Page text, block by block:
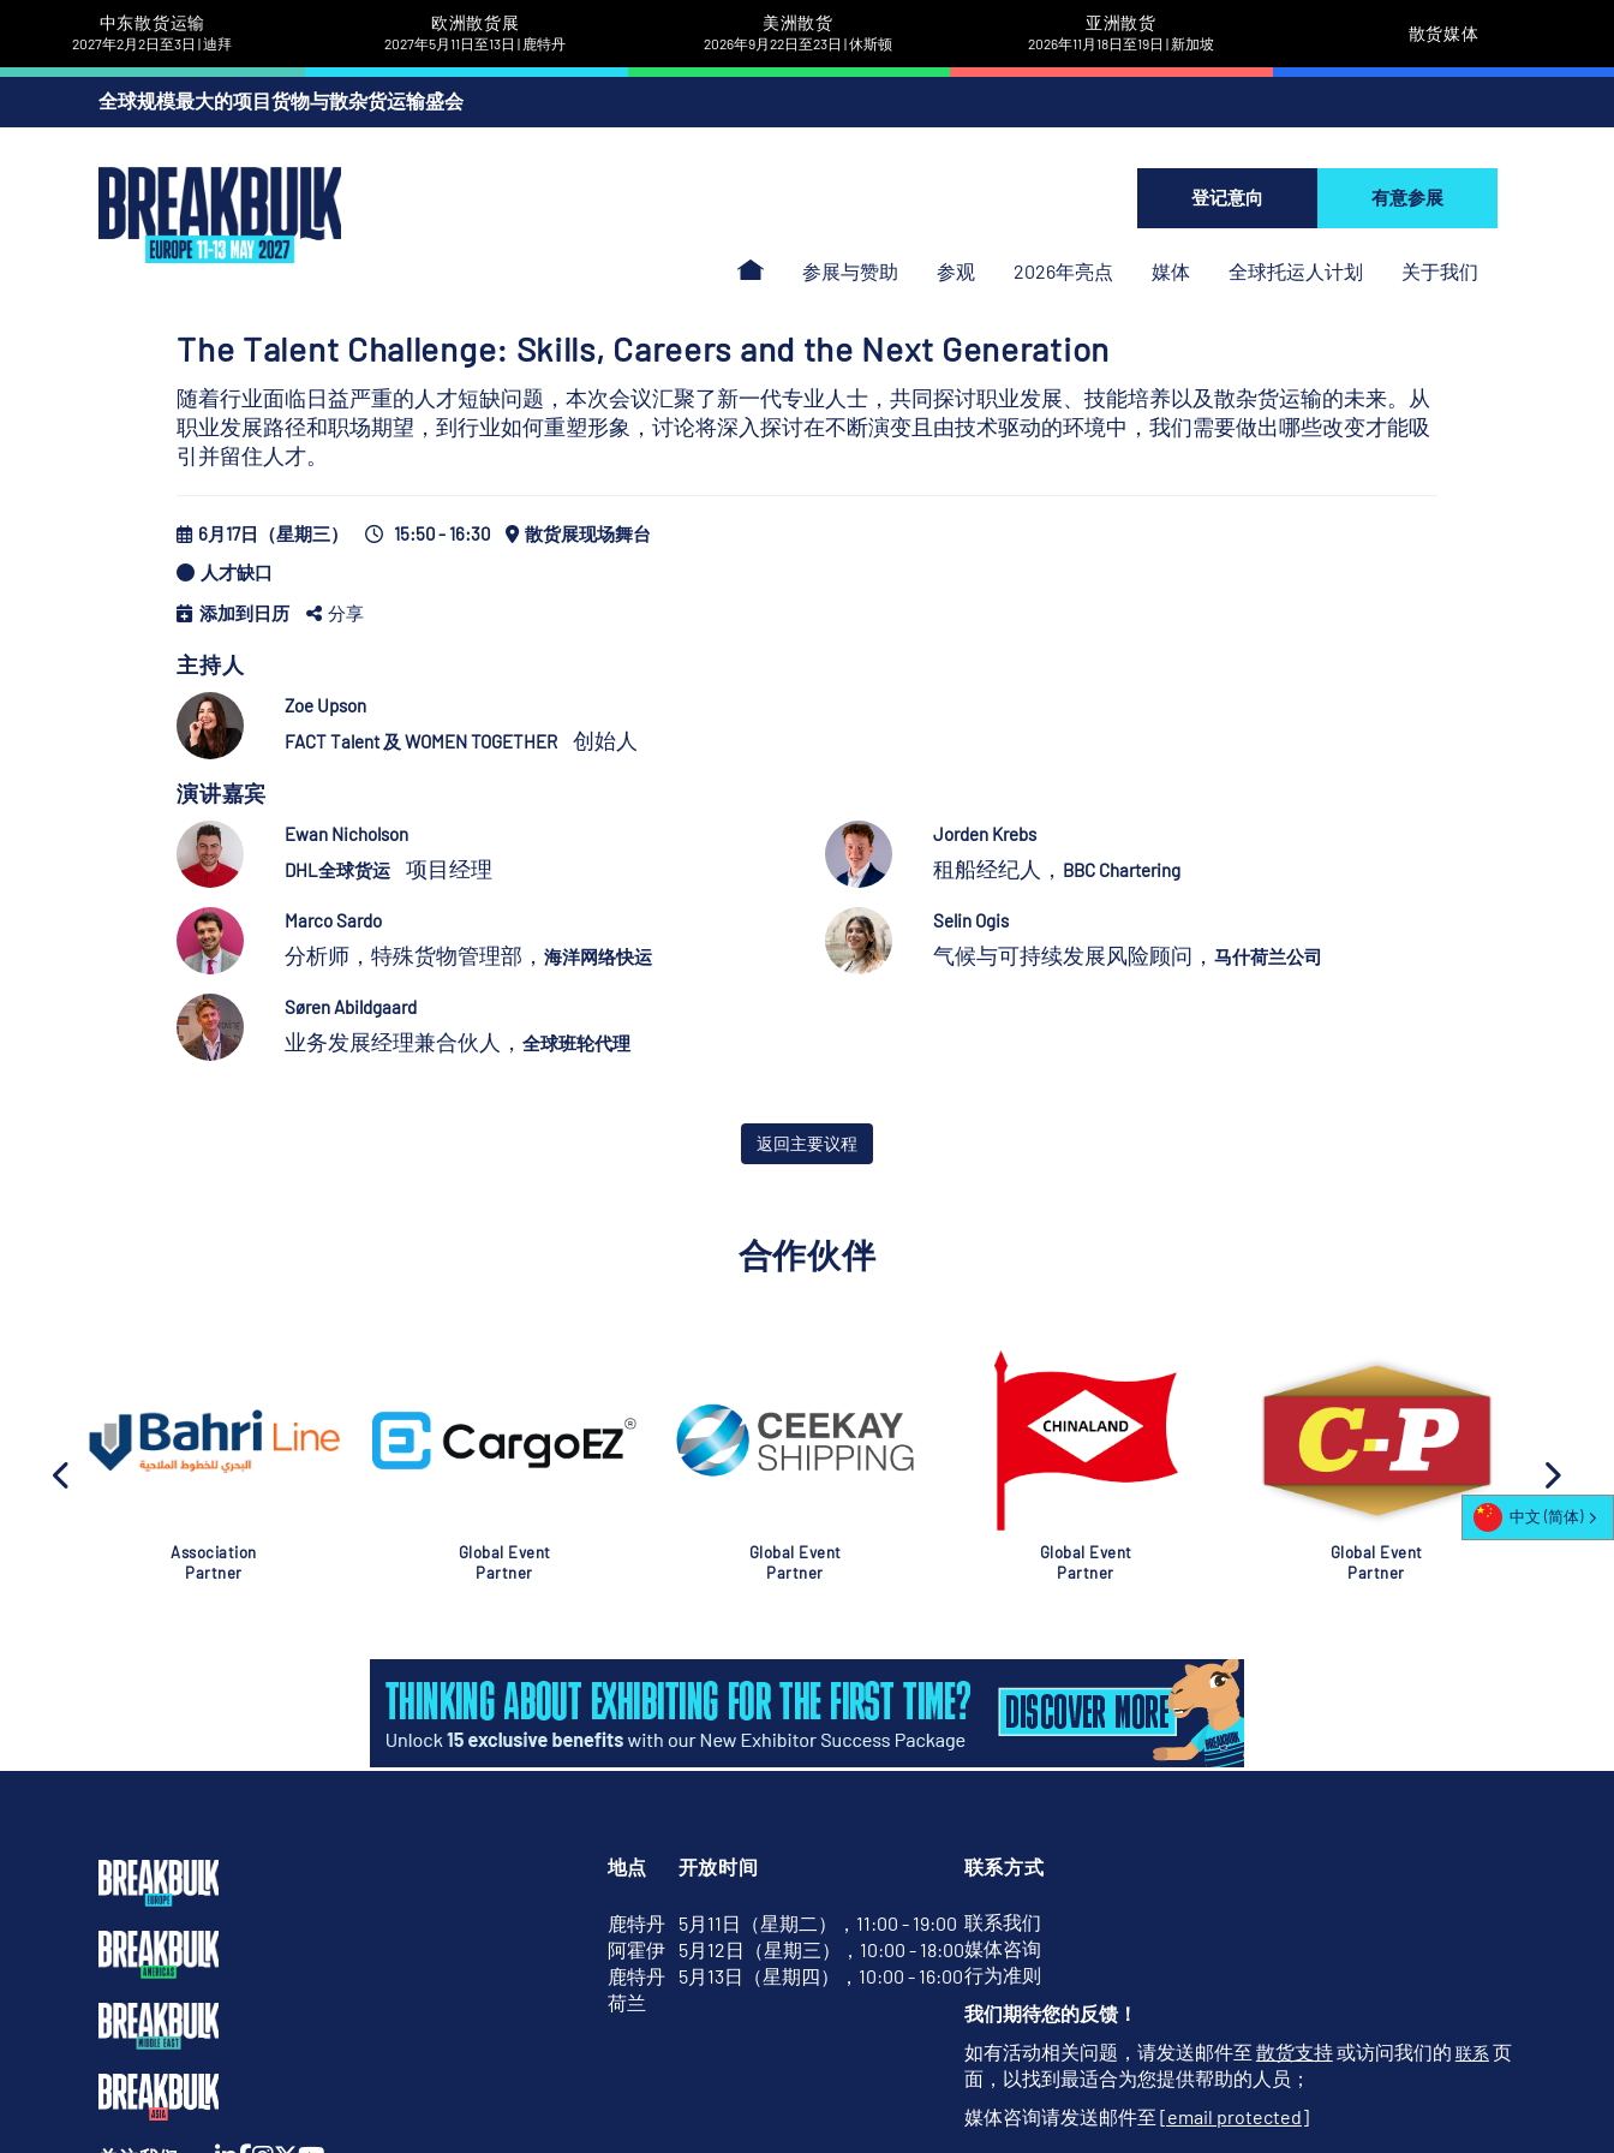
中东散货运输
2027年2月2日至3日 | 迪拜
欧洲散货展
2027年5月11日至13日 | 鹿特丹
美洲散货
2026年9月22日至23日 | 休斯顿
亚洲散货
2026年11月18日至19日 | 新加坡
散货媒体
全球规模最大的项目货物与散杂货运输盛会
登记意向 有意参展
参展与赞助 参观 2026年亮点 媒体 全球托运人计划 关于我们
The Talent Challenge: Skills, Careers and the Next Generation
随着行业面临日益严重的人才短缺问题，本次会议汇聚了新一代专业人士，共同探讨职业发展、技能培养以及散杂货运输的未来。从
职业发展路径和职场期望，到行业如何重塑形象，讨论将深入探讨在不断演变且由技术驱动的环境中，我们需要做出哪些改变才能吸
引并留住人才。
6月17日（星期三） 15:50 - 16:30
散货展现场舞台
人才缺口
添加到日历
分享
主持人
Zoe Upson
FACT Talent 及 WOMEN TOGETHER
创始人
演讲嘉宾
Ewan Nicholson
DHL全球货运
项目经理
Jorden Krebs
租船经纪人， BBC Chartering
Marco Sardo
分析师，特殊货物管理部，海洋网络快运
Selin Ogis
气候与可持续发展风险顾问， 马什荷兰公司
Søren Abildgaard
业务发展经理兼合伙人，全球班轮代理
返回主要议程
合作伙伴
Association
Partner
Global Event
Partner
Global Event
Partner
Global Event
Partner
Global Event
Partner
地点
鹿特丹
阿霍伊
鹿特丹
荷兰
开放时间
5月11日（星期二），11:00 - 19:00
5月12日（星期三），10:00 - 18:00
5月13日（星期四），10:00 - 16:00
联系方式
联系我们
媒体咨询
行为准则
我们期待您的反馈！
如有活动相关问题，请发送邮件至 散货支持或访问我们的 联系 页
面，以找到最适合为您提供帮助的人员；
媒体咨询请发送邮件至 [email protected]
中文 (简体)